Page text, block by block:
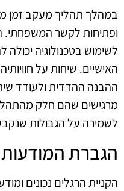
במהלך תהליך מעקב זמן
ופתיחות לקשר המשפחתי.
לשימוש בטכנולוגיה
האישיים. שיחות על
ההבנה ההדדית ולעודד
מרגישים שהם חלק
לשמירה על הגבולות
הגברת
הקניית הרגלים נכונים